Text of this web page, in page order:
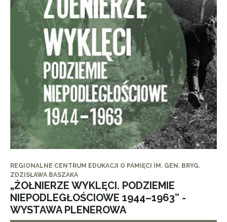
REGIONALNE CENTRUM EDUKACJI O PAMIĘCI IM. GEN. BRYG.
ZDZISŁAWA BASZAKA
„ŻOŁNIERZE WYKLĘCI. PODZIEMIE
NIEPODLEGŁOŚCIOWE 1944–1963” -
WYSTAWA PLENEROWA